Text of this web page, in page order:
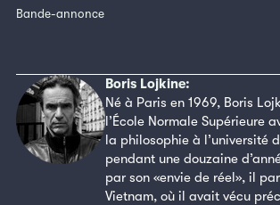
Bande-annonce
Boris Lojkine:
Né à Paris en 1969, Boris
l’École Normale Supérieure
la philosophie à l’université
pendant une douzaine
par son «envie de réel», il
Vietnam, où il avait vécu